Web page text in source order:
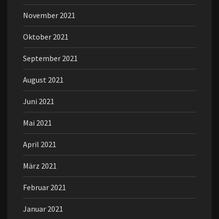
November 2021
Oktober 2021
September 2021
August 2021
Juni 2021
Mai 2021
April 2021
März 2021
Februar 2021
Januar 2021